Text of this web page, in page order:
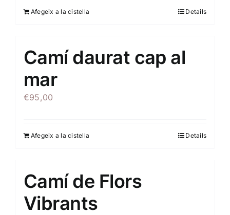
Afegeix a la cistella Details
Camí daurat cap al
mar
€95,00
Afegeix a la cistella Details
Camí de Flors
Vibrants